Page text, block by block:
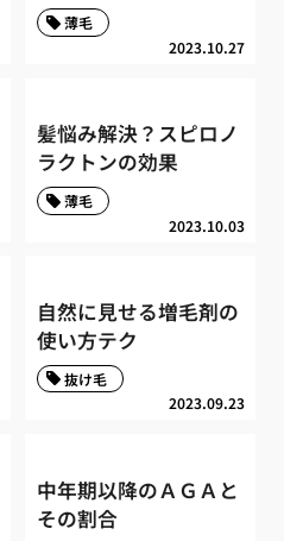
2023.10.27
薄毛
髪悩み解決？スピロノ
ラクトンの効果
2023.10.03
薄毛
自然に見せる増毛剤の
使い方テク
2023.09.23
抜け毛
中年期以降のＡＧＡと
その割合